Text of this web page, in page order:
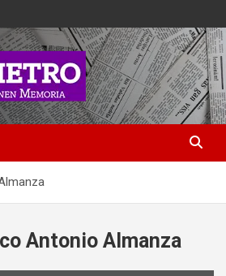
Antonio Almanza